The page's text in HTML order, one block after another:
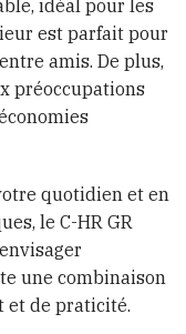
idéal pour les
est parfait pour
amis. De plus,
préoccupations
quotidien et en
le C-HR GR
une combinaison
et de praticité.